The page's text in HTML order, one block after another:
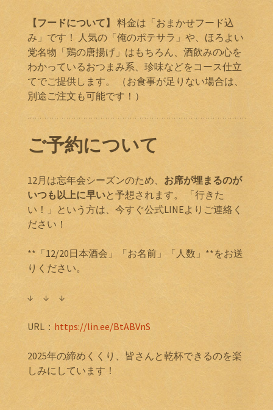
【フードについて】
料金は「おまかせフード込
み」です！ 人気の「俺のポテサラ」や、ほろよい
党名物「鶏の唐揚げ」はもちろん、酒飲みの心を
わかっているおつまみ系、珍味などをコース仕立
てでご提供します。 （お食事が足りない場合は、
別途ご注文も可能です！）
ご予約について
12月は忘年会シーズンのため、 お席が埋まるのが
いつも以上に早いと予想されます。 「行きた
い！」という方は、今すぐ公式LINEよりご連絡く
ださい！
**「12/20日本酒会」「お名前」「人数」**をお送
りください。
↓ ↓ ↓
URL： https://lin.ee/BtABVnS
2025年の締めくくり、皆さんと乾杯できるのを楽
しみにしています！